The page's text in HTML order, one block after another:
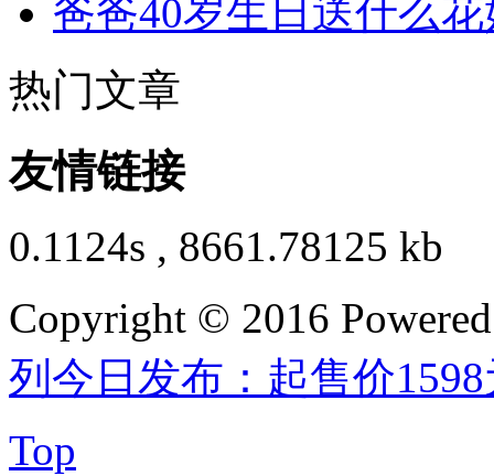
爸爸40岁生日送什么
热门文章
友情链接
0.1124s , 8661.78125 kb
Copyright © 2016
列今日发布：起售价
Top